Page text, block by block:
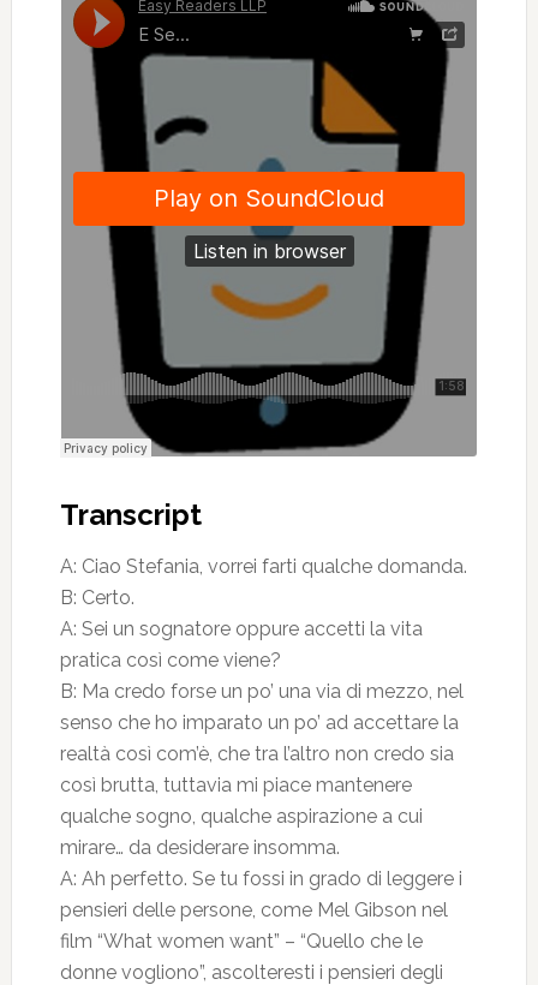
Transcript
A: Ciao Stefania, vorrei farti qualche domanda.
B: Certo.
A: Sei un sognatore oppure accetti la vita
pratica così come viene?
B: Ma credo forse un po’ una via di mezzo, nel
senso che ho imparato un po’ ad accettare la
realtà così com’è, che tra l’altro non credo sia
così brutta, tuttavia mi piace mantenere
qualche sogno, qualche aspirazione a cui
mirare… da desiderare insomma.
A: Ah perfetto. Se tu fossi in grado di leggere i
pensieri delle persone, come Mel Gibson nel
film “What women want” – “Quello che le
donne vogliono”, ascolteresti i pensieri degli